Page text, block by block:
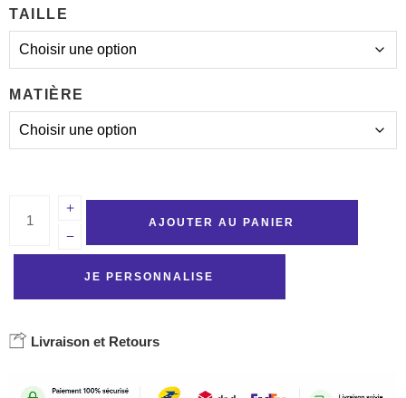
TAILLE
MATIÈRE
AJOUTER AU PANIER
JE PERSONNALISE
Livraison et Retours